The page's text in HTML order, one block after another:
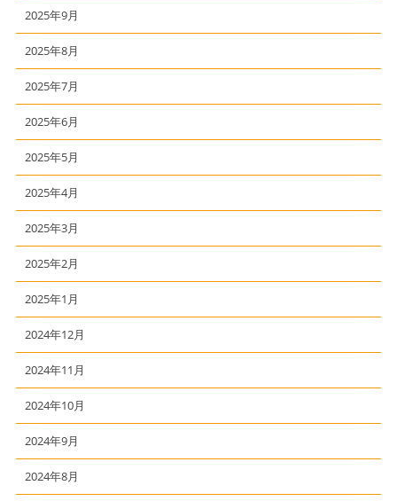
2025年9月
2025年8月
2025年7月
2025年6月
2025年5月
2025年4月
2025年3月
2025年2月
2025年1月
2024年12月
2024年11月
2024年10月
2024年9月
2024年8月